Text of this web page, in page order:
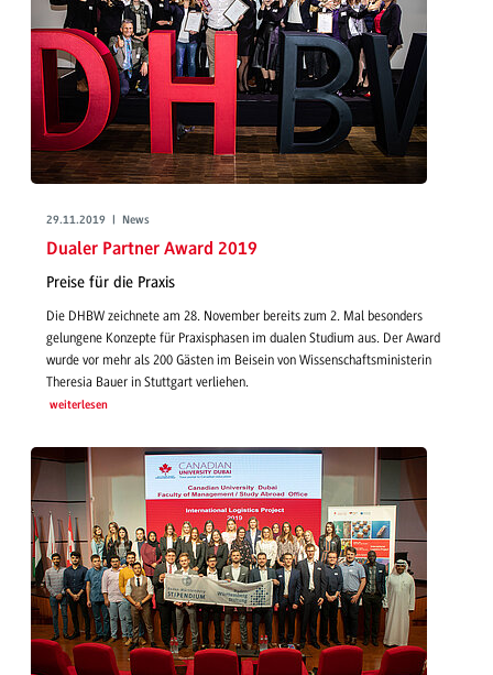
29.11.2019 | News
Dualer Partner Award 2019
Preise für die Praxis
Die DHBW zeichnete am 28. November bereits zum 2. Mal besonders
gelungene Konzepte für Praxisphasen im dualen Studium aus. Der Award
wurde vor mehr als 200 Gästen im Beisein von Wissenschaftsministerin
Theresia Bauer in Stuttgart verliehen.
weiterlesen